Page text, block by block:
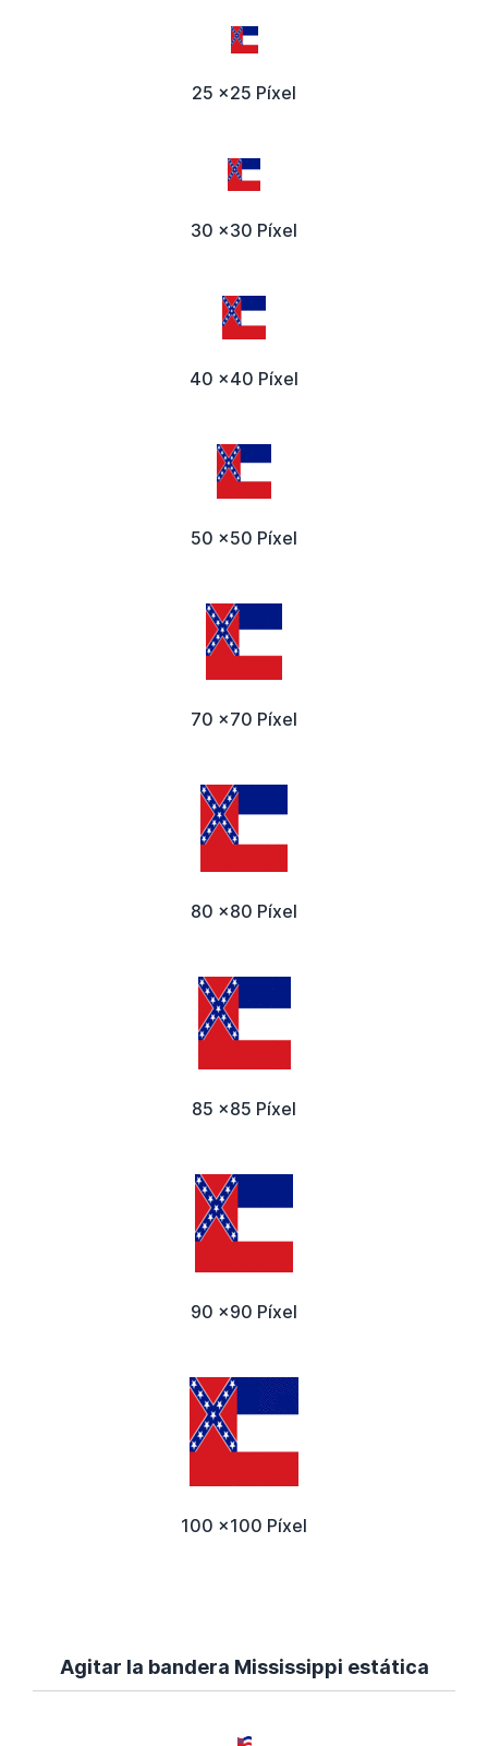
25 x25 Píxel
30 x30 Píxel
40 x40 Píxel
50 x50 Píxel
70 x70 Píxel
80 x80 Píxel
85 x85 Píxel
90 x90 Píxel
100 x100 Píxel
Agitar la bandera Mississippi estática